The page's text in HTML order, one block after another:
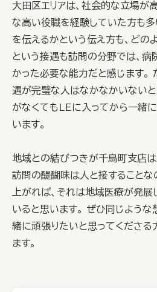
大田区エリアは、社会的な立場が
な高い役職を経験していた方も多
を伝えるかという伝え方も、どの
という接遇も訪問の分野では、病
かった必要な能力だと感じます。
遇が完璧な人はなかなかいない
がなくてもLEに入ってから一緒
います。
地域との結びつきが千鳥町支店は
訪問の醍醐味は人と接することな
上がれば、それは地域医療が発展
いると思います。 ぜひ同じような
緒に頑張りたいと思ってくださる
ます。